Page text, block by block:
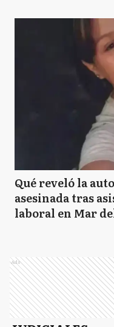
Qué reveló la
asesinada tras
laboral en Mar
Ads